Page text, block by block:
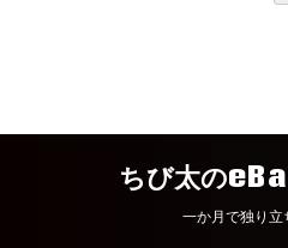
ちび太の
一か月で独り立